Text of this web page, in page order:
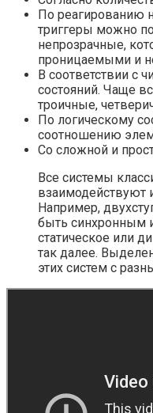
По реагированию
триггеры можно
непрозрачные,
проницаемыми и
В соответствии с
состояний. Чаще
троичные,
По логическому
соотношению
Со сложной и
Все системы
взаимодействуют
Например,
быть синхронным
статическое или
так далее.
этих систем с